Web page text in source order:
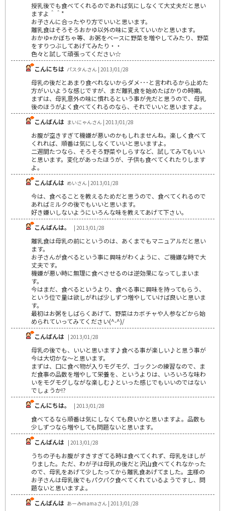
授乳後でも食べてくれるのであれば気にしなくて大丈夫だと思い
ますよ＾＾*
お子さんに合ったやり方でいいと思います。
離乳食はそろそろおかゆ以外の味に変えていいかと思います。
おかゆ+かぼちゃ等、お粥をベースに野菜を増やしてみたり、野菜
をすりつぶしてあげてみたり・・
色々と試して頑張ってください☆
こんにちは パスタんさん | 2013/01/28
母乳の後だとあまり食べれないからダメ･･･と言われるから止めた
方がいいような感じですが、まだ離乳食を始めたばかりの時期。
まずは、母乳意外の味に慣れるという事が先だと思うので、母乳
後のほうがよく食べてくれるのなら、それでいいと思いますよ。
こんばんは まいにゃんさん | 2013/01/28
お腹が空きすぎて機嫌が悪いのかもしれませんね。楽しく食べて
くれれば、順番は気にしなくていいと思いますよ。
二週間たつなら、そろそろ野菜やしらすなど、試してみてもいい
と思います。変化があったほうが、子供も食べてくれたりします
よ。
こんばんは めいさん | 2013/01/28
今は、食べることを教えるためだと思うので、食べてくれるので
あればミルクの後でもいいと思います。
好き嫌いしないようにいろんな味を教えてあげて下さい。
こんばんは。
| 2013/01/28
離乳食は母乳の前にというのは、あくまでもマニュアルだと思い
ます。
お子さんが食べるという事に興味がわくように、ご機嫌な時で大
丈夫です。
機嫌が悪い時に無理に食べさせるのは逆効果になってしまいま
す。
今はまだ、食べるというより、食べる事に興味を持ってもらう、
という位で量は欲しがれば少しずつ増やしていけば良いと思いま
す。
最初はお粥をしばらくあげて、野菜はカボチャや人参などから始
められていってみてください(^-^)/
こんばんは | 2013/01/28
母乳の後でも、いいと思います♪食べる事が楽しい♪と思う事が
今は大切かな～と思います。
まずは、口に食べ物が入りモグモグ、ゴックンの練習なので、ま
だ食事の品数を増やして栄養を、というよりは、いろいろな味わ
いをモグモグしながな楽しむ♪といった感じでもいいのではない
でしょうか!?
こんにちは。
| 2013/01/28
食べてるなら順番は気にしなくても良いかと思いますよ。品数も
少しずつなら増やしても問題ないと思います。
こんばんは | 2013/01/28
うちの子もお腹がすきすぎてる時は食べてくれず、母乳をほしが
りました。ただ、わが子は母乳の後だと沢山食べてくれなかった
ので、母乳をあげて少したってから離乳食あげてました。主様の
お子さんは母乳後でもパクパク食べてくれているようですし、問
題ないと思いますよ。
こんばんは あーみmamaさん | 2013/01/28